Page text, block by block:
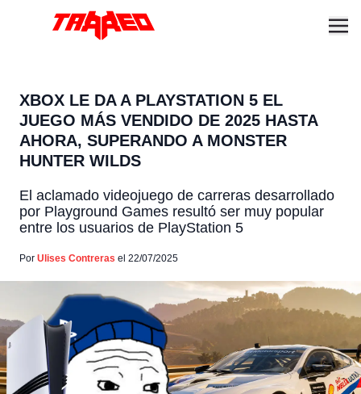
XBOX LE DA A PLAYSTATION 5 EL
JUEGO MÁS VENDIDO DE 2025 HASTA
AHORA, SUPERANDO A MONSTER
HUNTER WILDS
El aclamado videojuego de carreras desarrollado
por Playground Games resultó ser muy popular
entre los usuarios de PlayStation 5
Por Ulises Contreras el 22/07/2025